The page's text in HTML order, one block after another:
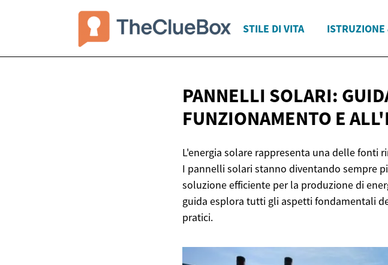
STILE DI VITA ISTRUZIONE
PANNELLI SOLARI:
FUNZIONAMENTO E
L'energia solare rappresenta una delle
I pannelli solari stanno diventando sempre
soluzione efficiente per la produzione di
guida esplora tutti gli aspetti fondamentali
pratici.